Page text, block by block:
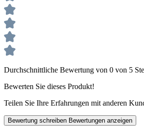
Durchschnittliche Bewertung von 0 von 5
Bewerten Sie dieses Produkt!
Teilen Sie Ihre Erfahrungen mit anderen
Bewertung schreiben Bewertungen anzeigen